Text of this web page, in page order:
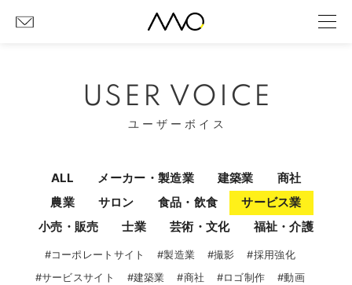
USER VOICE
ユーザーボイス
ALL メーカー・製造業 建築業
商社
農業
サロン 食品・飲食
サービス業
小売・販売
士業 芸術・文化 福祉・介護
#コーポレートサイト #製造業 #撮影
#採用強化
#サービスサイト
#建築業 #商社 #ロゴ制作
#動画